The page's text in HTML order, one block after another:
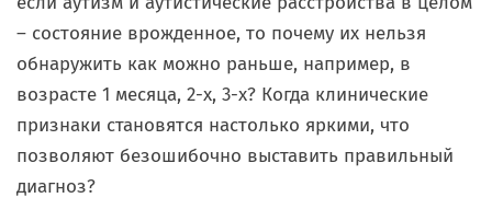
– состояние врожденное, то почему их нельзя
обнаружить как можно раньше, например, в
возрасте 1 месяца, 2-х, 3-х? Когда клинические
признаки становятся настолько яркими, что
позволяют безошибочно выставить правильный
диагноз?